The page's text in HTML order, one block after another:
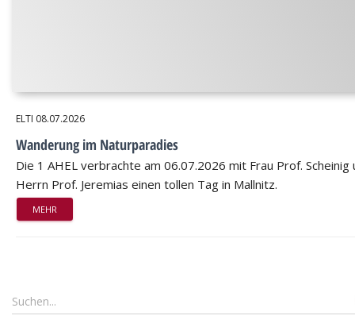
ELTI 08.07.2026
Wanderung im Naturparadies
Die 1 AHEL verbrachte am 06.07.2026 mit Frau Prof. Scheinig
Herrn Prof. Jeremias einen tollen Tag in Mallnitz.
MEHR